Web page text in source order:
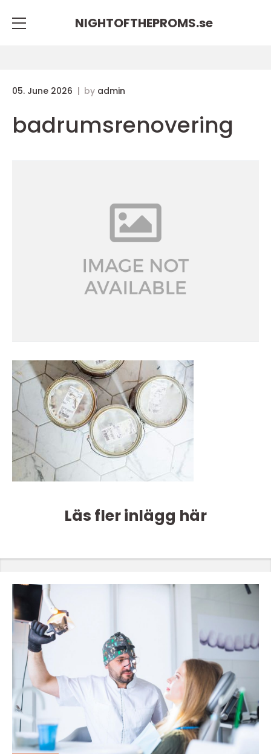
NIGHTOFTHEPROMS.se
05. June 2026 by admin
badrumsrenovering
Läs fler inlägg här